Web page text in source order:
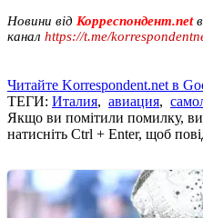
Новини від Корреспондент.netв
канал https://t.me/
Читайте Korrespondent.net в
ТЕГИ: Италия, авиация,
Якщо ви помітили помилку,
натисніть Ctrl + Enter, щоб